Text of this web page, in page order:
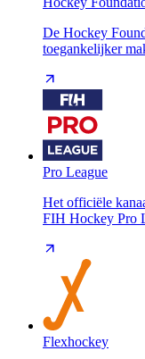
De Hockey
toegankelijker
Pro League
Het officiële
FIH Hockey Pro
Flexhockey